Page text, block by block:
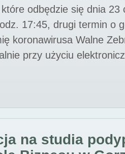
odbędzie się dnia 23
17:45, drugi termin o
koronawirusa Walne
przy użyciu
na studia